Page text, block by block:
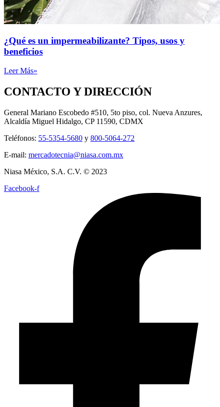
¿Qué es un impermeabilizante? Tipos, usos y
beneficios
Leer Más»
CONTACTO Y DIRECCIÓN
General Mariano Escobedo #510, 5to piso, col. Nueva Anzures,
Alcaldía Miguel Hidalgo, CP 11590, CDMX
Teléfonos: 55-5354-5680 y 800-5064-272
E-mail: mercadotecnia@niasa.com.mx
Niasa México, S.A. C.V. © 2023
Facebook-f